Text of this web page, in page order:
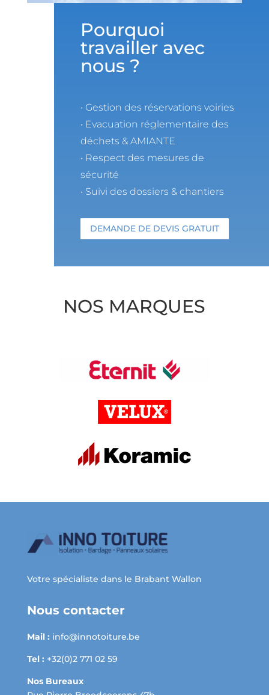
Pourquoi
travailler avec
nous ?
• Gestion des réservations voiries
• Evacuation réglementaire des
déchets & AMIANTE
• Respect des mesures de
sécurité
• Suivi des dossiers & chantiers
DEMANDE DE DEVIS GRATUIT
NOS MARQUES
Votre spécialiste dans le Brabant Wallon
Nous contacter
Mail : info@innotoiture.be
Tel : +32(0)2 771 02 59
Nos Bureaux